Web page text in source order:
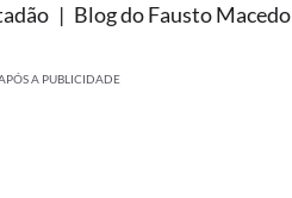
Blog do Fausto Macedo
A PUBLICIDADE